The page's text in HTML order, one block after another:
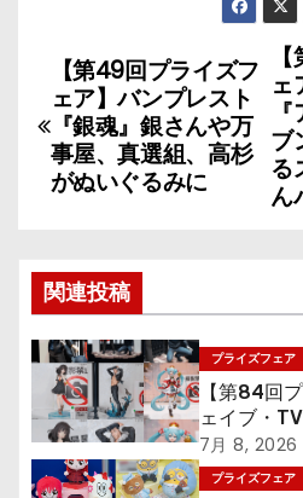
投
稿
ナ
ゲ
ー
シ
ョ
ン
ェ
ブ
る
ん
【第49回プライズフ
ェア】バンプレスト
『銀魂』銀さんや万
事屋、真選組、高杉
がぬいぐるみに
関連投稿
プライズフェア
【第84回
ェイブ・
ン』TVア
語〉シリー
7月 8, 2026
プライズフェア